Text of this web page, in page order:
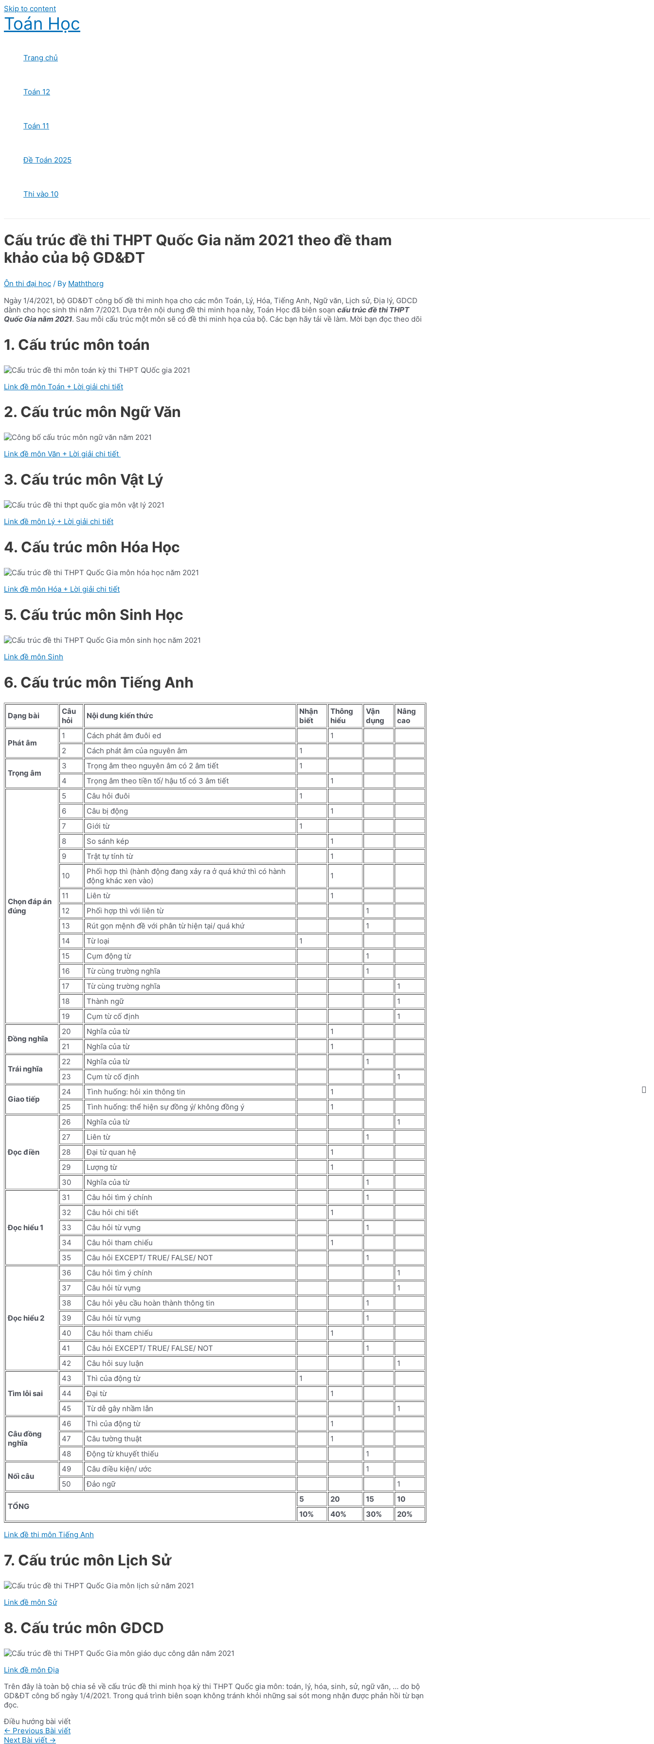
Skip to content
Toán Học
Trang chủ
Toán 12
Toán 11
Đề Toán 2025
Thi vào 10
Cấu trúc đề thi THPT Quốc Gia năm 2021 theo đề tham
khảo của bộ GD&ĐT
Ôn thi đại học / By Maththorg
Ngày 1/4/2021, bộ GD&ĐT công bố đề thi minh họa cho các môn Toán, Lý, Hóa, Tiếng Anh, Ngữ văn, Lịch sử, Địa lý, GDCD
dành cho học sinh thi năm 7/2021. Dựa trên nội dung đề thi minh họa này, Toán Học đã biên soạn cấu trúc đề thi THPT
Quốc Gia năm 2021. Sau mỗi cấu trúc một môn sẽ có đề thi minh họa của bộ. Các bạn hãy tải về làm. Mời bạn đọc theo dõi
1. Cấu trúc môn toán
Link đề môn Toán + Lời giải chi tiết
2. Cấu trúc môn Ngữ Văn
Link đề môn Văn + Lời giải chi tiết
3. Cấu trúc môn Vật Lý
Link đề môn Lý + Lời giải chi tiết
4. Cấu trúc môn Hóa Học
Link đề môn Hóa + Lời giải chi tiết
5. Cấu trúc môn Sinh Học
Link đề môn Sinh
6. Cấu trúc môn Tiếng Anh
Dạng bài
Câu
hỏi
Nội dung kiến thức
Nhận
biết
Thông
hiểu
Vận
dụng
Nâng
cao
Phát âm
1 Cách phát âm đuôi ed
1
2
Cách phát âm của nguyên âm 1
Trọng âm
3 Trọng âm theo nguyên âm có 2 âm tiết
1
4
Trọng âm theo tiền tố/ hậu tố có 3 âm tiết 1
Chọn đáp án
đúng
5 Câu hỏi đuôi
1
6
Câu bị động
1
7
Giới từ
1
8
So sánh kép
1
9
Trật tự tính từ 1
10
Phối hợp thì (hành động đang xảy ra ở quá khứ thì có hành
động khác xen vào)
1
11 Liên từ
1
12
Phối hợp thì với liên từ
1
13
Rút gọn mệnh đề với phân từ hiện tại/ quá khứ
1
14
Từ loại
1
15
Cụm động từ
1
16
Từ cùng trường nghĩa
1
17
Từ cùng trường nghĩa
1
18
Thành ngữ
1
19
Cụm từ cố định 1
Đồng nghĩa
20 Nghĩa của từ
1
21
Nghĩa của từ 1
Trái nghĩa
22 Nghĩa của từ
1
23
Cụm từ cố định 1
Giao tiếp
24 Tình huống: hỏi xin thông tin
1
25
Tình huống: thể hiện sự đồng ý/ không đồng ý 1
Đọc điền
26 Nghĩa của từ
1
27
Liên từ
1
28
Đại từ quan hệ
1
29
Lượng từ
1
30
Nghĩa của từ 1
Đọc hiểu 1
31 Câu hỏi tìm ý chính
1
32
Câu hỏi chi tiết
1
33
Câu hỏi từ vựng
1
34
Câu hỏi tham chiếu
1
35
Câu hỏi EXCEPT/ TRUE/ FALSE/ NOT 1
Đọc hiểu 2
36 Câu hỏi tìm ý chính
1
37
Câu hỏi từ vựng
1
38
Câu hỏi yêu cầu hoàn thành thông tin
1
39
Câu hỏi từ vựng
1
40
Câu hỏi tham chiếu
1
41
Câu hỏi EXCEPT/ TRUE/ FALSE/ NOT
1
42
Câu hỏi suy luận 1
Tìm lỗi sai
43 Thì của động từ
1
44
Đại từ
1
45
Từ dễ gây nhầm lẫn 1
Câu đồng
nghĩa
46 Thì của động từ
1
47
Câu tường thuật
1
48
Động từ khuyết thiếu 1
Nối câu
49 Câu điều kiện/ ước
1
50
Đảo ngữ 1
TỔNG
5 20 15
10
10%
40% 30% 20%
Link đề thi môn Tiếng Anh
7. Cấu trúc môn Lịch Sử
Link đề môn Sử
8. Cấu trúc môn GDCD
Link đề môn Địa
Trên đây là toàn bộ chia sẻ về cấu trúc đề thi minh họa kỳ thi THPT Quốc gia môn: toán, lý, hóa, sinh, sử, ngữ văn, … do bộ
GD&ĐT công bố ngày 1/4/2021. Trong quá trình biên soạn không tránh khỏi những sai sót mong nhận được phản hồi từ bạn
đọc.
Điều hướng bài viết
← Previous Bài viết
Next Bài viết →